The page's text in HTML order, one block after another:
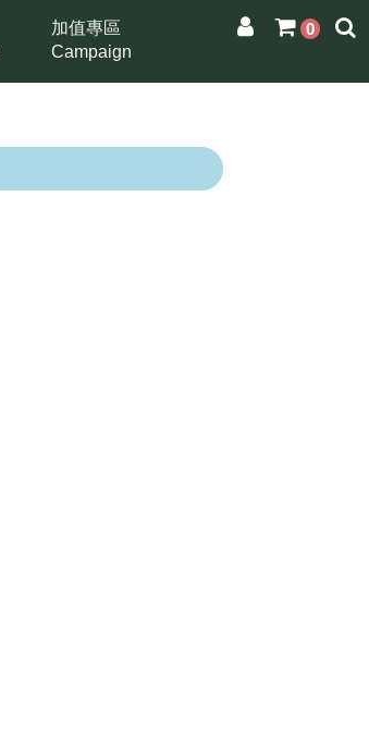
0
加值專區
Campaign